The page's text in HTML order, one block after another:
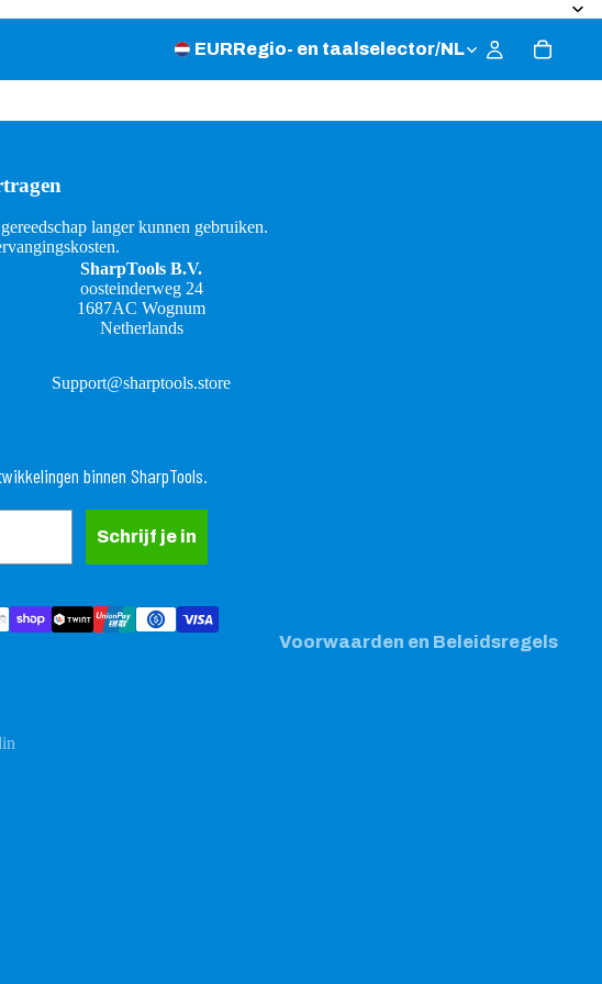
EURRegio- en taalselector/NL
langer kunnen gebruiken.
SharpTools B.V.
oosteinderweg 24
1687AC Wognum
Netherlands
Support@sharptools.store
binnen SharpTools.
Schrijf je in
Voorwaarden en Beleidsregels